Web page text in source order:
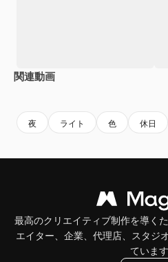
関連動画
夜 ライト 色 休日
最高のクリエイティブ制作を導く
エイター、企業、代理店、スタジ
ています